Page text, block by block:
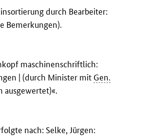
durch Bearbeiter:
Bemerkungen).
maschinenschriftlich:
| (durch Minister mit Gen.
ausgewertet)«.
nach: Selke, Jürgen: